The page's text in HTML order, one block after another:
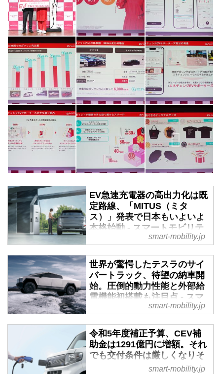
EV急速充電器の高出力化は既
定路線、「MITUS（ミタ
ス）」発表で日本もいよいよ
本格始動 - スマートモビリテ
100kWhを超える大容量バッテリ
ーを搭載したEVが続々と誕生し
ている昨今、2025年には10分間
の充電で100km以上の走行距離が
取り戻せるのが当たり前になるこ
とが期待されている。そんな時代
に対応した急速充電器
「MITUS（ミタス）」が、新電元
工業株式会社から発表された。発
売は2025年春。本稿では日本の
急速充電事情も交え、MITUS登場
smart-mobility.jp
世界が驚愕したテスラのサイ
バートラック、待望の納車開
始。圧倒的動力性能と外部給
電機能初搭載も注目点 - スマ
ートモビリティJP
ついにテスラがサイバートラック
の正式な納車をスタート。去る
2023年11月30日にはその納車式
が行われた。2019年の発表以
来、すでに200万台を超えるプレ
smart-mobility.jp
令和5年度補正予算、CEV補
助金は1291億円に増額。それ
でも交付条件は厳しくなりそ
う - スマートモビリティJP
smart-mobility.jp